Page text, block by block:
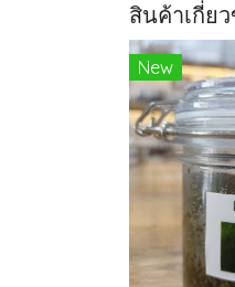
สินค้าเกี่ย
New